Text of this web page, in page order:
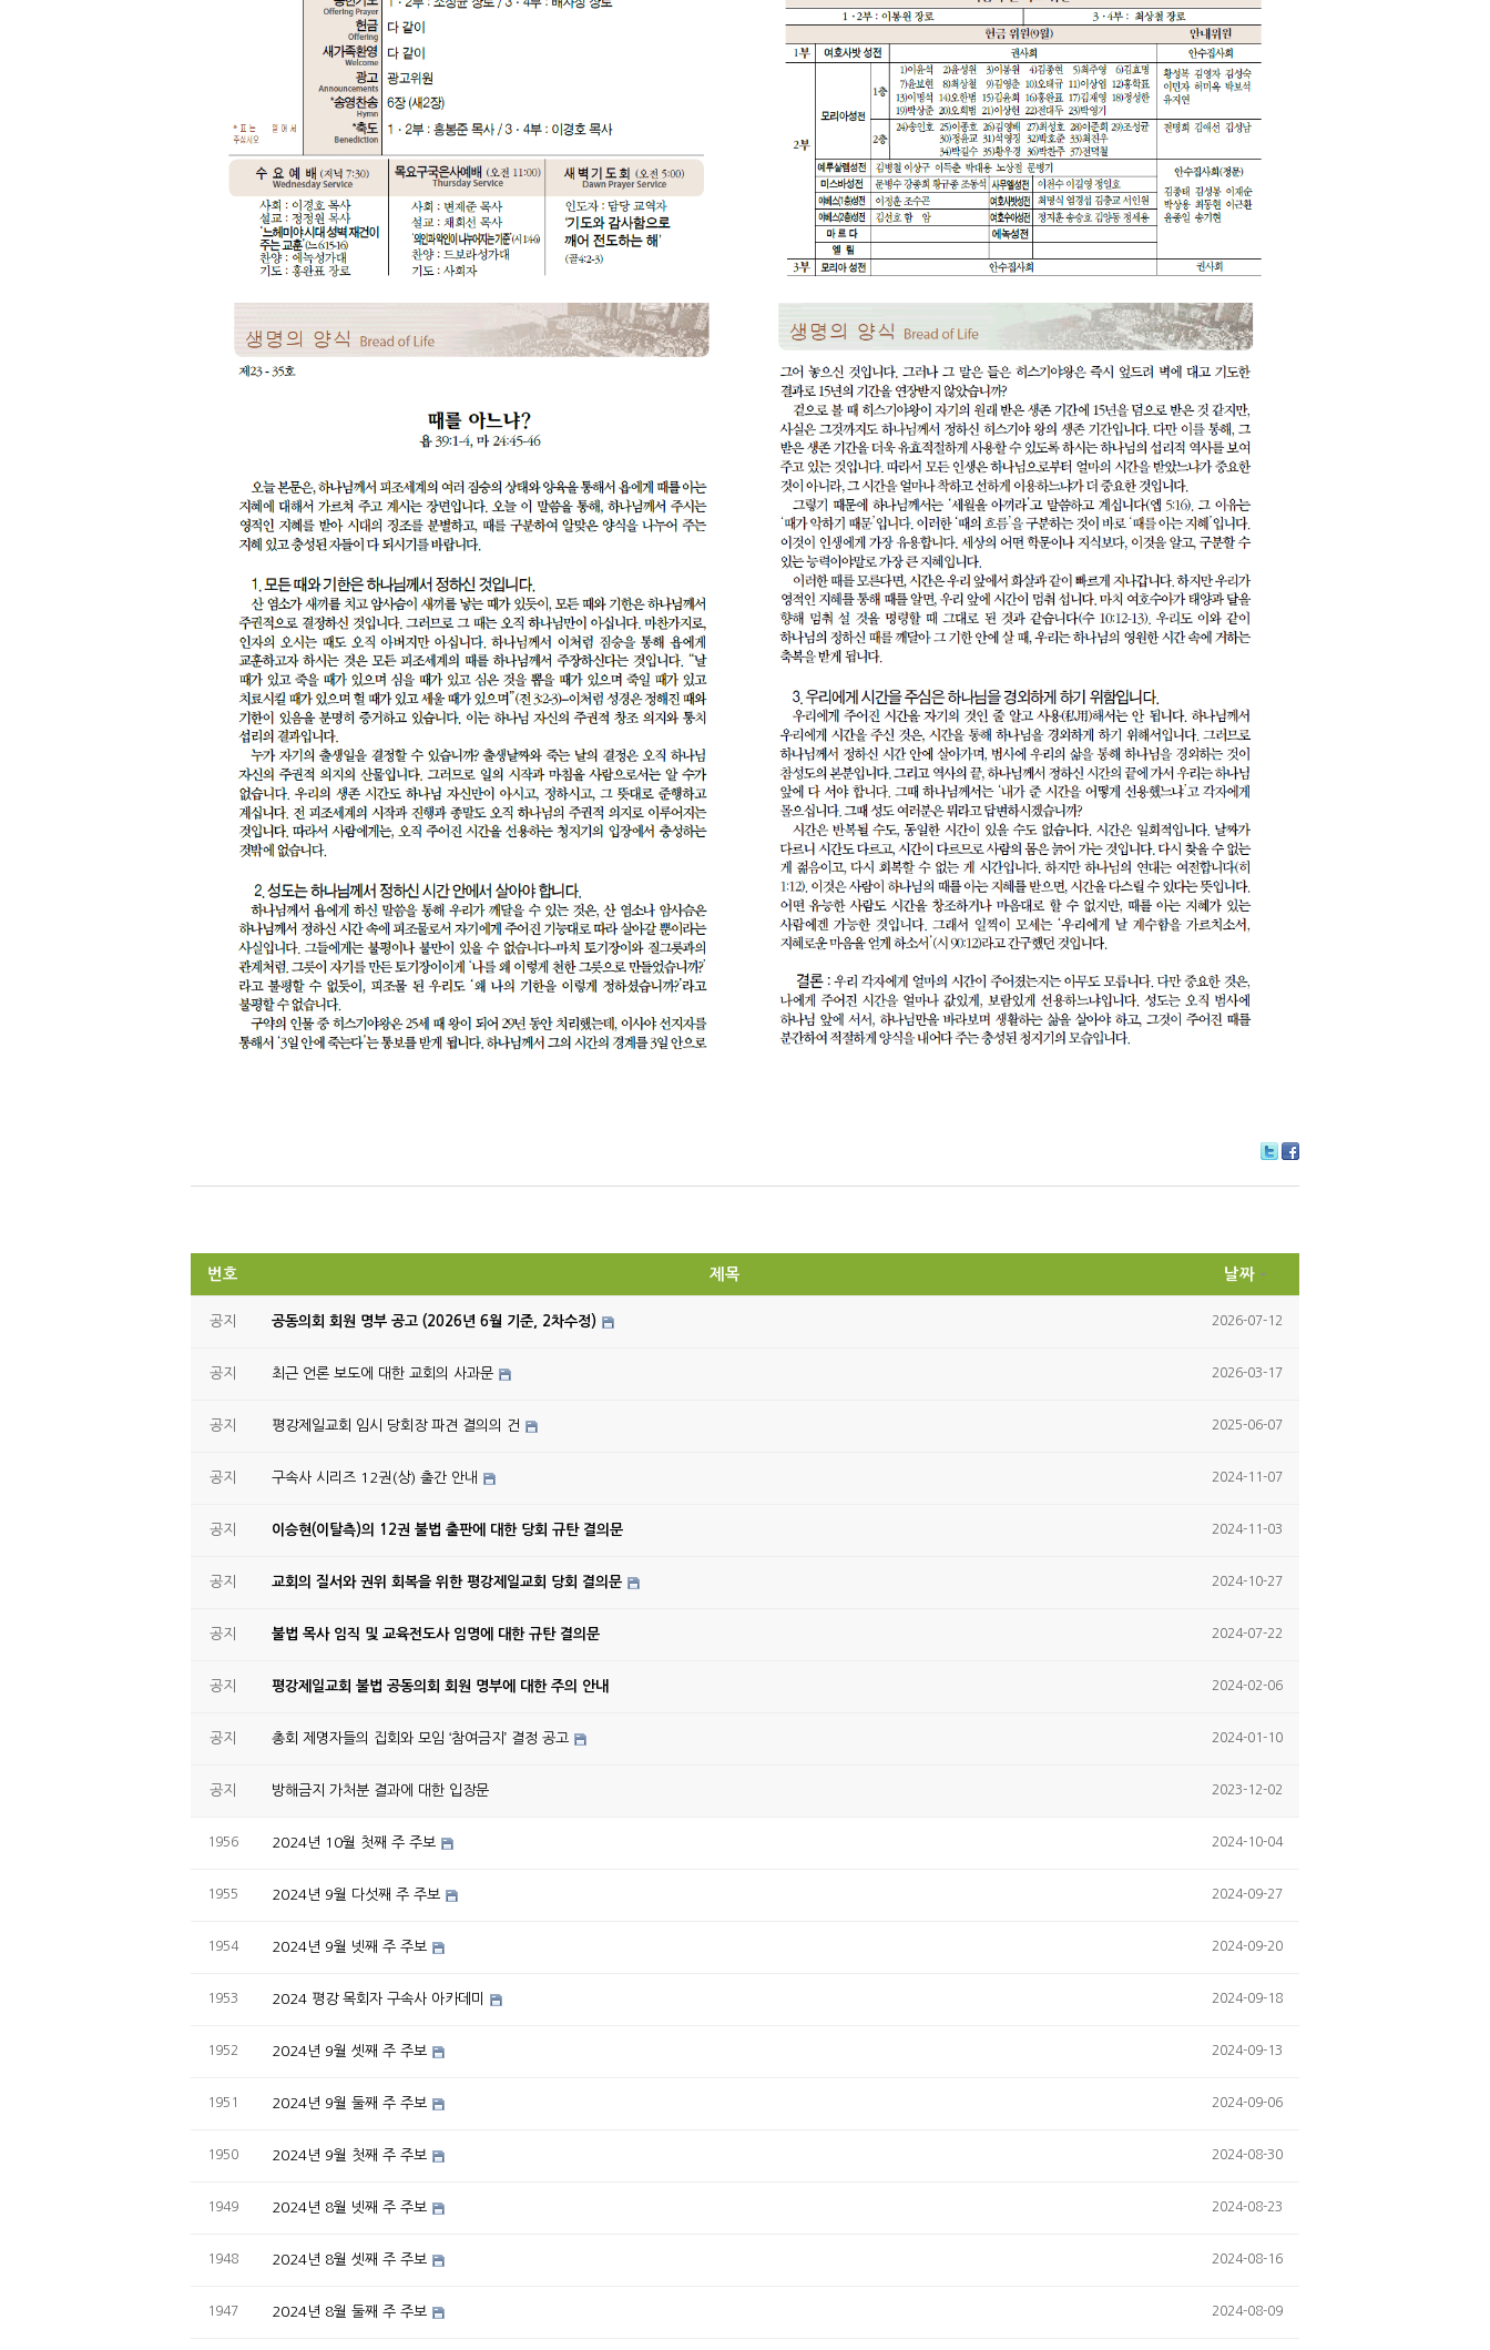
itte ce
번호 제목 날짜
공지 공동의회 회원 명부 공고 (2026년 6월 기준, 2차수정) 2026-07-12
공지 최근 언론 보도에 대한 교회의 사과문 2026-03-17
공지 평강제일교회 임시 당회장 파견 결의의 건 2025-06-07
공지 구속사 시리즈 12권(상) 출간 안내 2024-11-07
공지 이승현(이탈측)의 12권 불법 출판에 대한 당회 규탄 결의문 2024-11-03
공지 교회의 질서와 권위 회복을 위한 평강제일교회 당회 결의문 2024-10-27
공지 불법 목사 임직 및 교육전도사 임명에 대한 규탄 결의문 2024-07-22
공지 평강제일교회 불법 공동의회 회원 명부에 대한 주의 안내 2024-02-06
공지 총회 제명자들의 집회와 모임 ‘참여금지’ 결정 공고 2024-01-10
공지 방해금지 가처분 결과에 대한 입장문 2023-12-02
1956 2024년 10월 첫째 주 주보 2024-10-04
1955 2024년 9월 다섯째 주 주보 2024-09-27
1954 2024년 9월 넷째 주 주보 2024-09-20
1953 2024 평강 목회자 구속사 아카데미 2024-09-18
1952 2024년 9월 셋째 주 주보 2024-09-13
1951 2024년 9월 둘째 주 주보 2024-09-06
1950 2024년 9월 첫째 주 주보 2024-08-30
1949 2024년 8월 넷째 주 주보 2024-08-23
1948 2024년 8월 셋째 주 주보 2024-08-16
1947 2024년 8월 둘째 주 주보 2024-08-09